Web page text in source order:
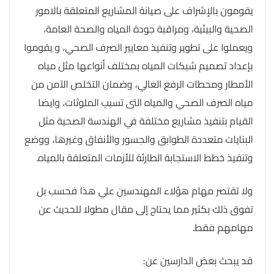
يقومون بالإشراف على صيانة المشاريع المتعلقة بالامور
الصحية والبيئية، ومراقبة جودة المياه والصحة العامة،
ويعملوا على تطوير وتنفيذ معايير الصرف الصحي، و يقوموا
بإعداد تصميم شبكات المياه بمختلف أنواعها مثل مياه
الأمطار ومحطات الرفع العالي، وضمان التخلص الآمن من
مياه الصرف الصحي والمياه التى تسبب الملوثات، وايضا
القيام بتنفيذ مشاريع مختلفة في الهندسة الصحية مثل
البنايات متعددة الطوابق والجسور والأنفاق وغيرها، ووضع
وتنفيذ خطط الاستجابة الطارئة للأزمات المتعلقة بالمياه.
ولا تقتصر مهام هؤلاء المهندسين علي هذا فحسب بل
تفوق ذلك بكثير مما يحتاج إلى مقال مطولا للحديث عن
مهامهم فقط.
قد يبحث بعض الدارسين عن: